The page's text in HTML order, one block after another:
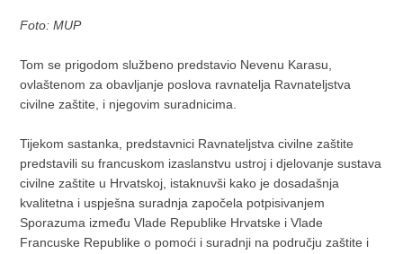
Foto: MUP
Tom se prigodom službeno predstavio Nevenu Karasu,
ovlaštenom za obavljanje poslova ravnatelja Ravnateljstva
civilne zaštite, i njegovim suradnicima.
Tijekom sastanka, predstavnici Ravnateljstva civilne zaštite
predstavili su francuskom izaslanstvu ustroj i djelovanje sustava
civilne zaštite u Hrvatskoj, istaknuvši kako je dosadašnja
kvalitetna i uspješna suradnja započela potpisivanjem
Sporazuma između Vlade Republike Hrvatske i Vlade
Francuske Republike o pomoći i suradnji na području zaštite i